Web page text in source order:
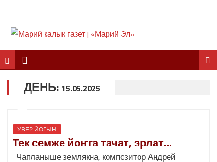
ДЕНЬ: 15.05.2025
УВЕР ЙОГЫН
Тек семже йоҥга тачат, эрлат…
Чапланыше землякна, композитор Андрей